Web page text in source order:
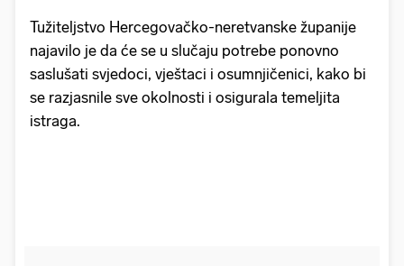
Tužiteljstvo Hercegovačko-neretvanske županije
najavilo je da će se u slučaju potrebe ponovno
saslušati svjedoci, vještaci i osumnjičenici, kako bi
se razjasnile sve okolnosti i osigurala temeljita
istraga.